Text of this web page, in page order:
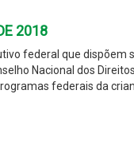
2018
federal que dispõem
Nacional dos
federais da